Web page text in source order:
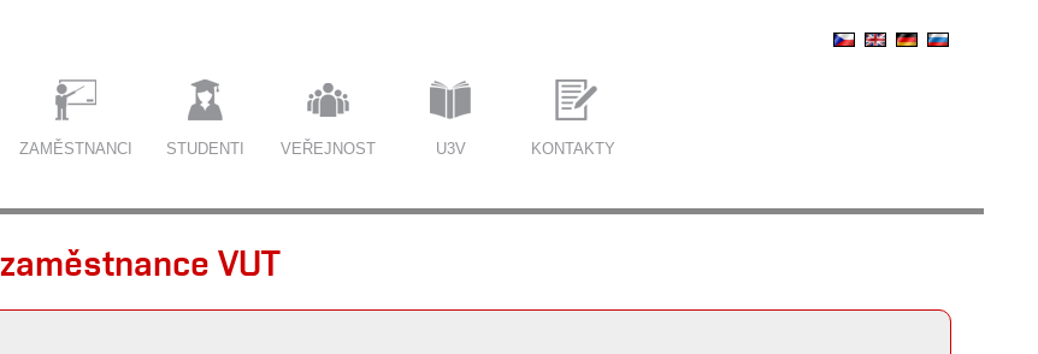
ZAMĚSTNANCI STUDENTI VEŘEJNOST U3V KONTAKTY
VUT